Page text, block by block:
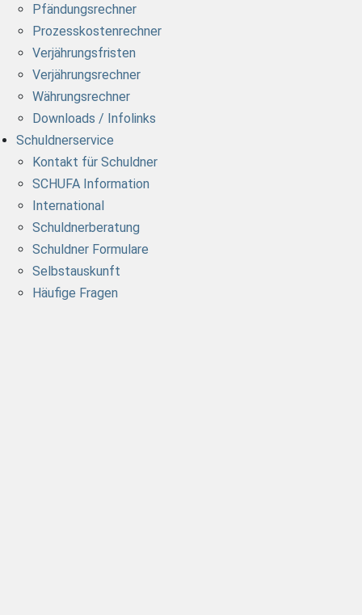
Pfändungsrechner
Prozesskostenrechner
Verjährungsfristen
Verjährungsrechner
Währungsrechner
Downloads / Infolinks
Schuldnerservice
Kontakt für Schuldner
SCHUFA Information
International
Schuldnerberatung
Schuldner Formulare
Selbstauskunft
Häufige Fragen